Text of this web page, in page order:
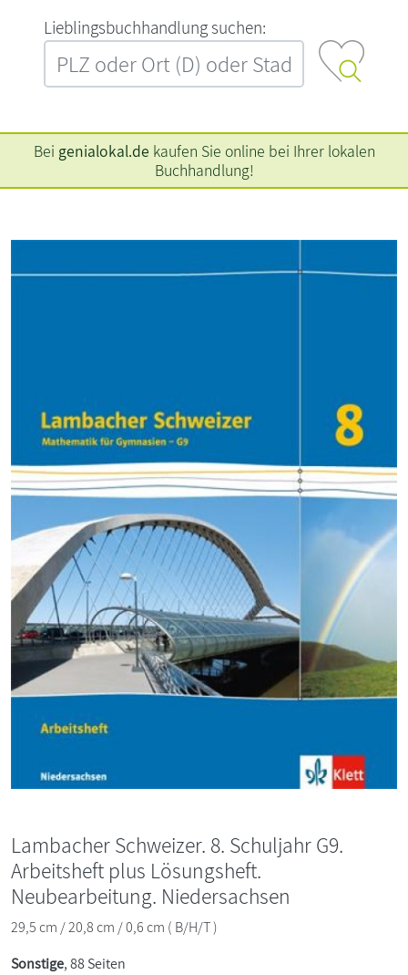
L‍i‍e‍b‍l‍i‍n‍g‍s‍b‍u‍c‍h‍h‍a‍n‍d‍l‍u‍n‍g‍ ‍s‍u‍c‍h‍e‍n‍:‍
Bei genialokal.de kaufen Sie online bei Ihrer lokalen
Buchhandlung!
Lambacher Schweizer. 8. Schuljahr G9.
Arbeitsheft plus Lösungsheft.
Neubearbeitung. Niedersachsen
29,5 cm / 20,8 cm / 0,6 cm ( B/H/T )
Sonstige, 88 Seiten